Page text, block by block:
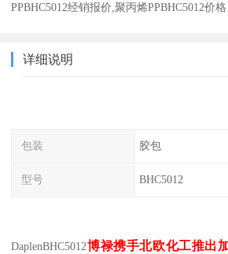
PPBHC5012经销报价,聚丙烯PPBHC5012价格
详细说明
包装 胶包
型号 BHC5012
DaplenBHC5012博禄携手北欧化工推出